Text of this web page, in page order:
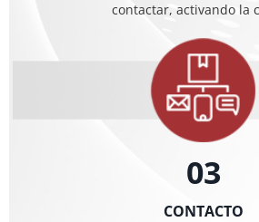
contactar, activando la
03
CONTACTO